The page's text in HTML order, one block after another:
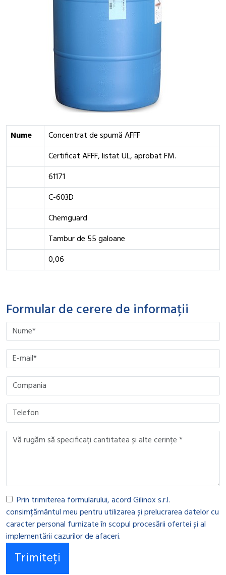
Nume
Concentrat de spumă AFFF
Certificat AFFF, listat UL, aprobat FM.
61171
C-603D
Chemguard
Tambur de 55 galoane
0,06
Formular de cerere de informații
Please leave this field empty.
Please leave this field empty.
Please leave this field empty.
Please leave this field empty.
Prin trimiterea formularului, acord Gilinox s.r.l.
consimțământul meu pentru utilizarea și prelucrarea datelor cu
caracter personal furnizate în scopul procesării ofertei și al
implementării cazurilor de afaceri.